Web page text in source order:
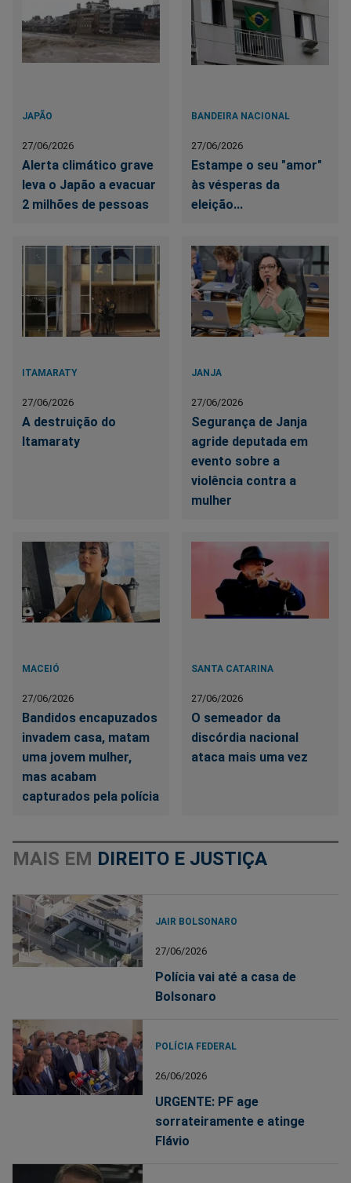
JAPÃO
27/06/2026
Alerta climático grave
leva o Japão a evacuar
2 milhões de pessoas
BANDEIRA NACIONAL
27/06/2026
Estampe o seu "amor"
às vésperas da
eleição...
ITAMARATY
27/06/2026
A destruição do
Itamaraty
JANJA
27/06/2026
Segurança de Janja
agride deputada em
evento sobre a
violência contra a
mulher
MACEIÓ
27/06/2026
Bandidos encapuzados
invadem casa, matam
uma jovem mulher,
mas acabam
capturados pela polícia
SANTA CATARINA
27/06/2026
O semeador da
discórdia nacional
ataca mais uma vez
MAIS EM DIREITO E JUSTIÇA
JAIR BOLSONARO
27/06/2026
Polícia vai até a casa de
Bolsonaro
POLÍCIA FEDERAL
26/06/2026
URGENTE: PF age
sorrateiramente e atinge
Flávio